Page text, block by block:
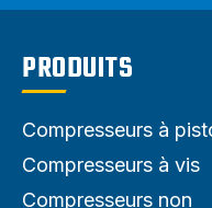
PRODUITS
Compresseurs à
Compresseurs à vis
Compresseurs non